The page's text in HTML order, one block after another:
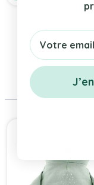
Email